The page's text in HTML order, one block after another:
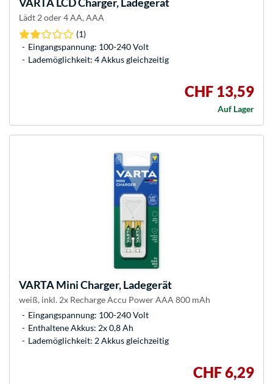
Lädt 2 oder 4 AA, AAA
(1)
Eingangspannung: 100-240 Volt
Lademöglichkeit: 4 Akkus gleichzeitig
CHF 13,59
Auf Lager
VARTAMini Charger, Ladegerät
weiß, inkl. 2x Recharge Accu Power AAA 800 mAh
Eingangspannung: 100-240 Volt
Enthaltene Akkus: 2x 0,8 Ah
Lademöglichkeit: 2 Akkus gleichzeitig
CHF 6,29